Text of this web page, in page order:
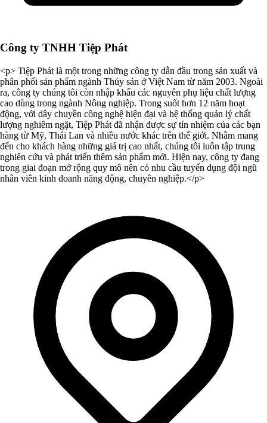
Công ty TNHH Tiệp Phát
<p> Tiệp Phát là một trong những công ty dẫn đầu trong sản xuất và
phân phối sản phẩm ngành Thủy sản ở Việt Nam từ năm 2003. Ngoài
ra, công ty chúng tôi còn nhập khẩu các nguyên phụ liệu chất lượng
cao dùng trong ngành Nông nghiệp. Trong suốt hơn 12 năm hoạt
động, với dây chuyền công nghệ hiện đại và hệ thống quản lý chất
lượng nghiêm ngặt, Tiệp Phát đã nhận được sự tín nhiệm của các bạn
hàng từ Mỹ, Thái Lan và nhiều nước khác trên thế giới. Nhằm mang
đến cho khách hàng những giá trị cao nhất, chúng tôi luôn tập trung
nghiên cứu và phát triển thêm sản phẩm mới. Hiện nay, công ty đang
trong giai đoạn mở rộng quy mô nên có nhu cầu tuyển dụng đội ngũ
nhân viên kinh doanh năng động, chuyên nghiệp.</p>